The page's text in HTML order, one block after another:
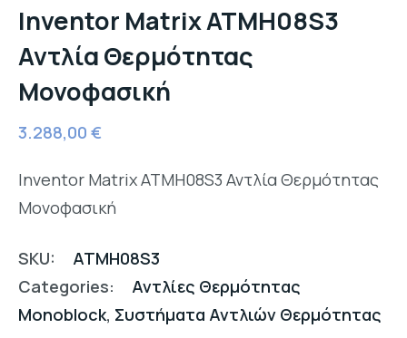
Inventor Matrix ATMH08S3
Αντλία Θερμότητας
Μονοφασική
3.288,00 €
Inventor Matrix ATMH08S3 Αντλία Θερμότητας
Μονοφασική
SKU:
ATMH08S3
Categories:
Αντλίες Θερμότητας
Monoblock, Συστήματα Αντλιών Θερμότητας